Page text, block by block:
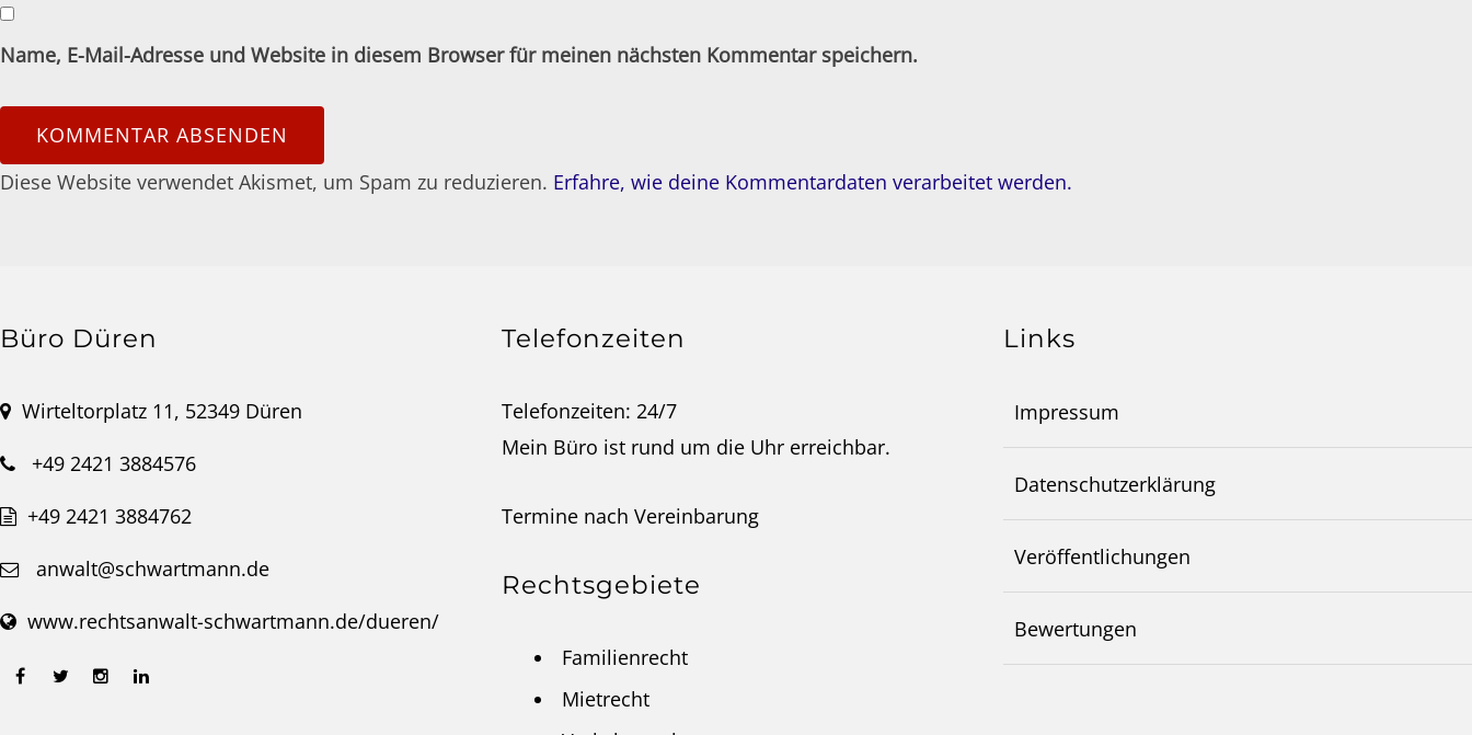
Name, E-Mail-Adresse und Website in diesem Browser für meinen nächsten Kommentar speichern.
Diese Website verwendet Akismet, um Spam zu reduzieren. Erfahre, wie deine Kommentardaten verarbeitet werden.
Büro Düren
Wirteltorplatz 11, 52349 Düren
+49 2421 3884576
+49 2421 3884762
anwalt@schwartmann.de
www.rechtsanwalt-schwartmann.de/dueren/
Telefonzeiten
Telefonzeiten: 24/7
Mein Büro ist rund um die Uhr erreichbar.
Termine nach Vereinbarung
Rechtsgebiete
Familienrecht
Mietrecht
Links
Impressum
Datenschutzerklärung
Veröffentlichungen
Bewertungen